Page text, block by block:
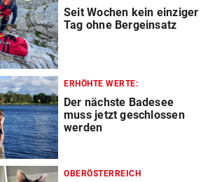
Seit Wochen kein einziger
Tag ohne Bergeinsatz
ERHÖHTE WERTE:
Der nächste Badesee
muss jetzt geschlossen
werden
OBERÖSTERREICH